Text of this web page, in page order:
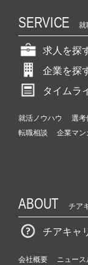
SERVICE 就
求人を探
企業を探
タイムラ
就活ノウハウ 選考
転職相談
企業マン
ABOUT チア
チアキャ
会社概要 ニュース